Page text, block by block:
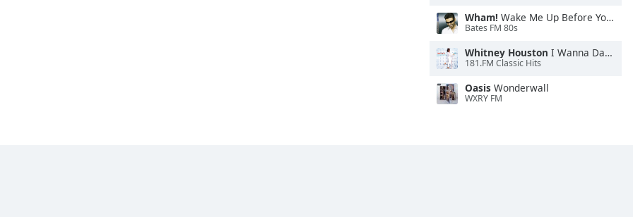
Wham! Wake Me Up Before You Go-Go
Bates FM 80s
Whitney Houston I Wanna Dance With Somebody
181.FM Classic Hits
Oasis Wonderwall
WXRY FM